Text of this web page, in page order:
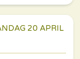
20 APRIL